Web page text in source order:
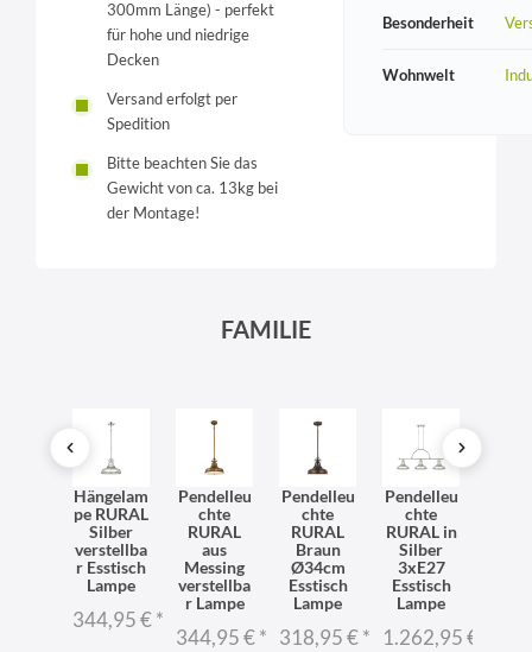
300mm Länge) - perfekt
für hohe und niedrige
Decken
Versand erfolgt per
Spedition
Bitte beachten Sie das
Gewicht von ca. 13kg bei
der Montage!
Besonderheit
Wohnwelt
FAMILIE
Hängelam
pe RURAL
Silber
verstellba
r Esstisch
Lampe
344,95 €*
Pendelleu
chte
RURAL
aus
Messing
verstellba
r Lampe
344,95 €*
Pendelleu
chte
RURAL
Braun
Ø34cm
Esstisch
Lampe
318,95 €*
Pendelleu
chte
RURAL in
Silber
3xE27
Esstisch
Lampe
1.262,95 €